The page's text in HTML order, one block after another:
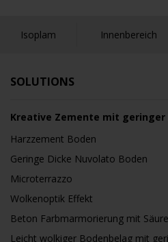
Isoplam Innenbereich
SOLUTIONS
Kreative Zemente mit geringer
Harzzement Boden
Geringe Dicke Nuvolato Boden
Microterrazzo
Wolkenoptik Effekt
Beton Farbmarmorierung mit Säure
Leicht wolkiger Bodenbelag mit